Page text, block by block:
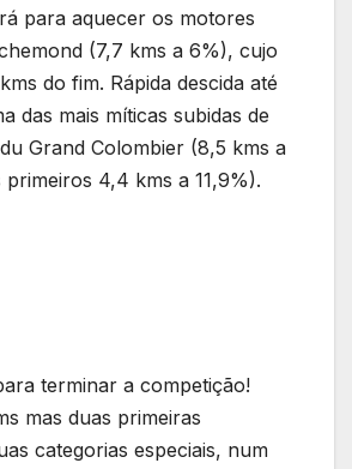
para aquecer os motores
(7,7 kms a 6%), cujo
do fim. Rápida descida até
das mais míticas subidas de
Grand Colombier (8,5 kms a
primeiros 4,4 kms a 11,9%).
terminar a competição!
mas duas primeiras
categorias especiais, num